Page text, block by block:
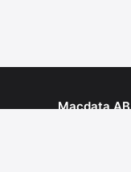
Macdata AB